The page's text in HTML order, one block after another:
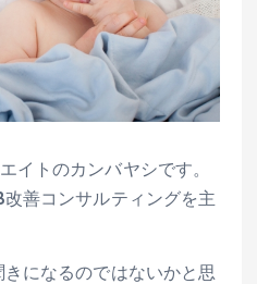
イトのカンバヤシです。
善コンサルティングを主
になるのではないかと思